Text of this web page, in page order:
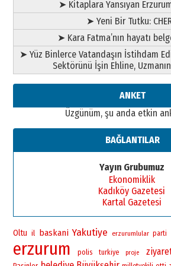
ATATÜRK ÜNİVERSİTESİ?”
28 Temmuz 2026 Salı
Ahmet Gökhan YAZICI
Ahmed Yesevi’den bir
”Reisimiz” idi… Hakka
26 Mart 2026 Perşembe
gönül adamı Faruk
Başkan Sekmen’den
bir vizyon proje daha!
02 Ağustos 2026 Pazar
➤ Kitaplara Yansıyan
➤ Yeni Bir Tutku:
➤ Kara Fatma’nın hayatı
➤ Yüz Binlerce Vatandaşın İstihdam
Sektörünü İşin Ehline,
ANKET
Üzgünüm, şu anda etkin
BAĞLANTILAR
Yayın Grubumuz
Ekonomiklik
Kadıköy Gazetesi
Kartal Gazetesi
Oltu il baskani Yakutiye erzurumlular parti
erzurum polis turkiye proje